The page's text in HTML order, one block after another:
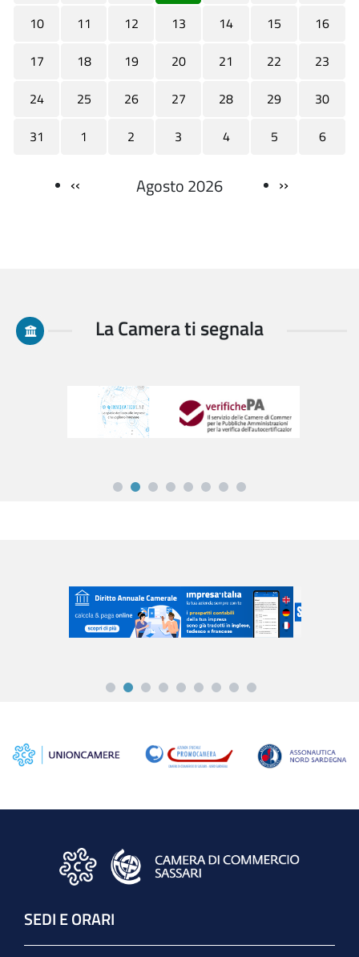
10 11 12 13 14 15
16
17
18 19 20 21 22
23
24
25 26 27 28 29
30
31
1 2 3 4 5 6
Paginazione
‹‹ ››
Agosto 2026
La Camera ti segnala
SEDI E ORARI